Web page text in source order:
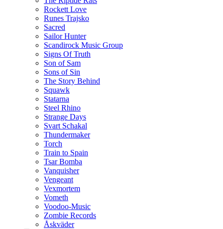
Rockett Love
Runes Trajsko
Sacred
Sailor Hunter
Scandirock Music Group
Signs Of Truth
Son of Sam
Sons of Sin
The Story Behind
Squawk
Statarna
Steel Rhino
Strange Days
Svart Schakal
Thundermaker
Torch
Train to Spain
Tsar Bomba
Vanquisher
Vengeant
Vexmortem
Vometh
Voodoo-Music
Zombie Records
Åskväder